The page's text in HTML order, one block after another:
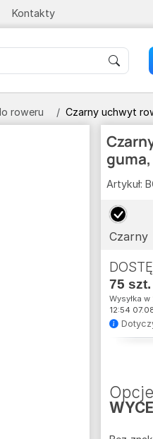
Kontakty
roweru Czarny uchwyt
Artykuł:
Czarny
75 szt.
Wysyłka w
12:54